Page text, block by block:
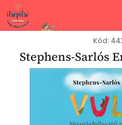
Ugrás
fő
tartalomhoz
Kód:
Stephens-Sarlós